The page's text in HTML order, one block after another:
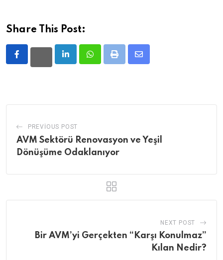
Share This Post:
LinkedInWhatsappPrint
Share
PREVIOUS POST
AVM Sektörü Renovasyon ve Yeşil
Dönüşüme Odaklanıyor
NEXT POST
Bir AVM’yi Gerçekten “Karşı Konulmaz”
Kılan Nedir?